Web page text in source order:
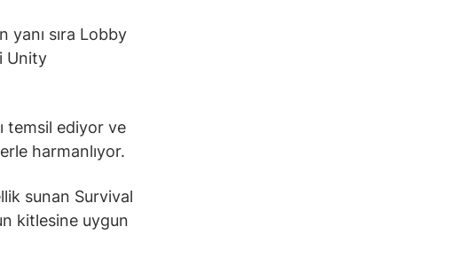
sıra Lobby
Unity
temsil ediyor ve
harmanlıyor.
sunan Survival
kitlesine uygun